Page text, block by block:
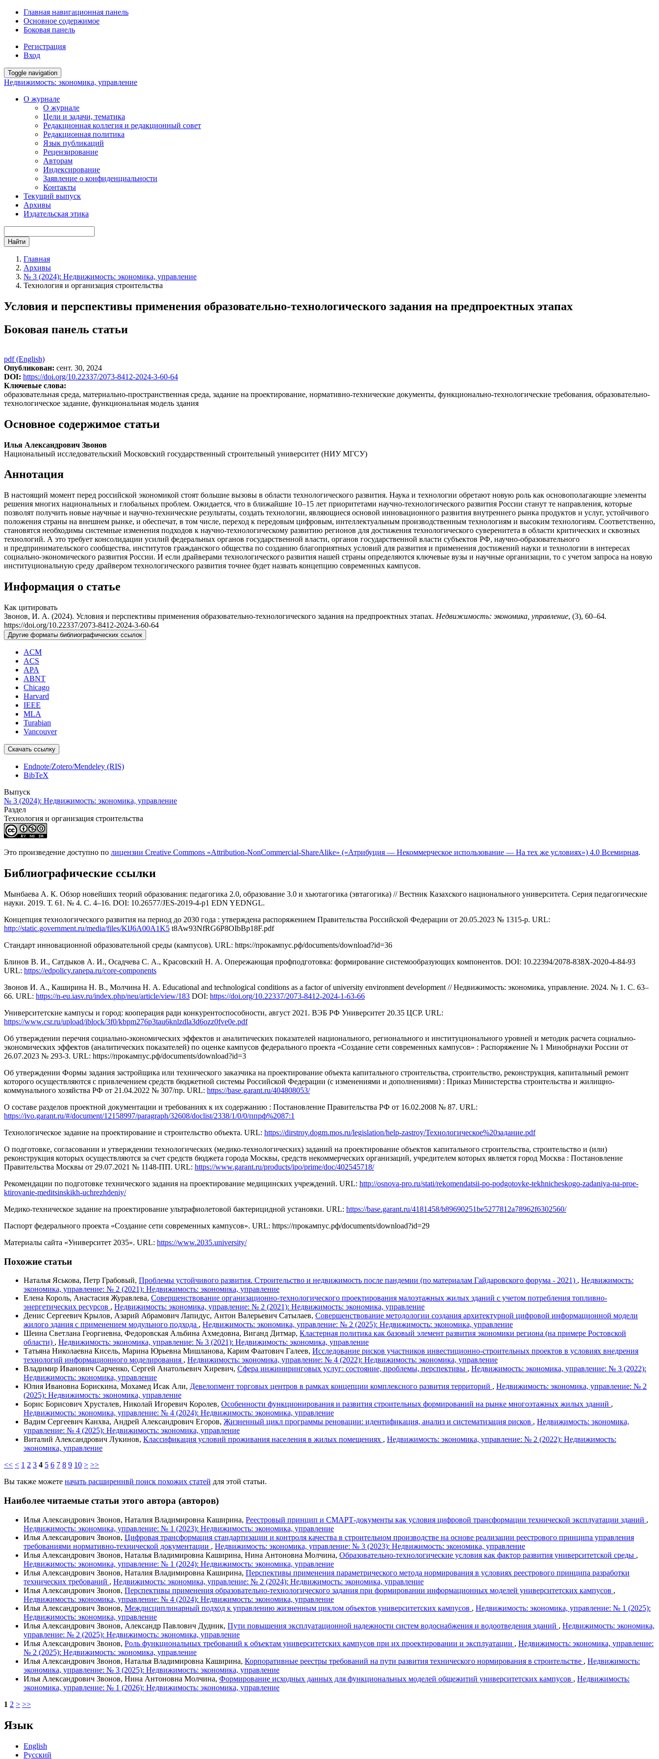
Главная навигационная панель
Основное содержимое
Боковая панель
Регистрация
Вход
Toggle navigation
Недвижимость: экономика, управление
О журнале
О журнале
Цели и задачи, тематика
Редакционная коллегия и редакционный совет
Редакционная политика
Язык публикаций
Рецензирование
Авторам
Индексирование
Заявление о конфиденциальности
Контакты
Текущий выпуск
Архивы
Издательская этика
Найти
Главная
Архивы
№ 3 (2024): Недвижимость: экономика, управление
Технология и организация строительства
Условия и перспективы применения образовательно-технологического задания на предпроектных этапах
Боковая панель статьи
pdf (English)
Опубликован: сент. 30, 2024
DOI: https://doi.org/10.22337/2073-8412-2024-3-60-64
Ключевые слова:
образовательная среда, материально-пространственная среда, задание на проектирование, нормативно-технические документы, функционально-технологические требования, образовательно-
технологическое задание, функциональная модель здания
Основное содержимое статьи
Илья Александрович Звонов
Национальный исследовательский Московский государственный строи­тель­ный университет (НИУ МГСУ)
Аннотация
В настоящий момент перед российской экономикой стоят большие вызовы в области технологического развития. Наука и технологии обретают новую роль как основополагающие элементы
решения многих национальных и глобальных проблем. Ожидается, что в ближайшие 10–15 лет приоритетами научно-технологического развития России станут те направления, которые
позволят получить новые научные и научно-технические результаты, создать технологии, являющиеся основой инновационного развития внутреннего рынка продуктов и услуг, устойчивого
положения страны на внешнем рынке, и обеспечат, в том числе, переход к передовым цифровым, интеллектуальным производственным технологиям и высоким технологиям. Соответственно,
становятся необходимы системные изменения подходов к научно-технологическому развитию регионов для достижения технологического суверенитета в области критических и сквозных
технологий. А это требует консолидации усилий федеральных органов государственной власти, органов государственной власти субъектов РФ, научно-образовательного
и предпринимательского сообщества, институтов гражданского общества по созданию благоприятных условий для развития и применения достижений науки и технологии в интересах
социально-экономического развития России. И если драйверами технологического развития нашей страны определяются ключевые вузы и научные организации, то с учетом запроса на новую
институциональную среду драйвером технологического развития точнее будет назвать концепцию современных кампусов.
Информация о статье
Как цитировать
Звонов, И. А. (2024). Условия и перспективы применения образовательно-технологического задания на предпроектных этапах. Недвижимость: экономика, управление, (3), 60–64.
https://doi.org/10.22337/2073-8412-2024-3-60-64
Другие форматы библиографических ссылок
ACM
ACS
APA
ABNT
Chicago
Harvard
IEEE
MLA
Turabian
Vancouver
Скачать ссылку
Endnote/Zotero/Mendeley (RIS)
BibTeX
Выпуск
№ 3 (2024): Недвижимость: экономика, управление
Раздел
Технология и организация строительства
Это произведение доступно по лицензии Creative Commons «Attribution-NonCommercial-ShareAlike» («Атрибуция — Некоммерческое использование — На тех же условиях») 4.0 Всемирная.
Библиографические ссылки
Мынбаева А. К. Обзор новейших теорий образования: педагогика 2.0, образование 3.0 и хьютагогика (эвтагогика) // Вестник Казахского национального университета. Серия педагогические
науки. 2019. Т. 61. № 4. С. 4–16. DOI: 10.26577/JES-2019-4-p1 EDN YEDNGL.
Концепция технологического развития на период до 2030 года : утверждена распоряжением Правительства Российской Федерации от 20.05.2023 № 1315-р. URL:
http://static.government.ru/media/files/KlJ6A00A1K5 t8Aw93NfRG6P8OIbBp18F.pdf
Стандарт инновационной образовательной среды (кампусов). URL: https://прокампус.рф/documents/download?id=36
Блинов В. И., Сатдыков А. И., Осадчева С. А., Красовский Н. А. Опережающая профподготовка: формирование системообразующих компонентов. DOI: 10.22394/2078-838X-2020-4-84-93
URL: https://edpolicy.ranepa.ru/core-components
Звонов И. А., Каширина Н. В., Молчина Н. А. Educational and technological conditions as a factor of university environment development // Недвижимость: экономика, управление. 2024. № 1. С. 63–
66. URL: https://n-eu.iasv.ru/index.php/neu/article/view/183 DOI: https://doi.org/10.22337/2073-8412-2024-1-63-66
Университетские кампусы и город: кооперация ради конкурентоспособности, август 2021. ВЭБ РФ Университет 20.35 ЦСР. URL:
https://www.csr.ru/upload/iblock/3f0/kbpm276p3tau6knlzdla3d6ozz0fve0e.pdf
Об утверждении перечня социально-экономических эффектов и аналитических показателей национального, регионального и институционального уровней и методик расчета социально-
экономических эффектов (аналитических показателей) по оценке кампусов федерального проекта «Создание сети современных кампусов» : Распоряжение № 1 Минобрнауки России от
26.07.2023 № 293-З. URL: https://прокампус.рф/documents/download?id=3
Об утверждении Формы задания застройщика или технического заказчика на проектирование объекта капитального строительства, строительство, реконструкция, капитальный ремонт
которого осуществляются с привлечением средств бюджетной системы Российской Федерации (с изменениями и дополнениями) : Приказ Министерства строительства и жилищно-
коммунального хозяйства РФ от 21.04.2022 № 307/пр. URL: https://base.garant.ru/404808053/
О составе разделов проектной документации и требованиях к их содержанию : Постановление Правительства РФ от 16.02.2008 № 87. URL:
https://ivo.garant.ru/#/document/12158997/paragraph/32608/doclist/2338/1/0/0/ппрф%2087:1
Технологическое задание на проектирование и строительство объекта. URL: https://dirstroy.dogm.mos.ru/legislation/help-zastroy/Технологическое%20задание.pdf
О подготовке, согласовании и утверждении технологических (медико-технологических) заданий на проектирование объектов капитального строительства, строительство и (или)
реконструкция которых осуществляются за счет средств бюджета города Москвы, средств некоммерческих организаций, учредителем которых является город Москва : Постановление
Правительства Москвы от 29.07.2021 № 1148-ПП. URL: https://www.garant.ru/products/ipo/prime/doc/402545718/
Рекомендации по подготовке технического задания на проектирование медицинских учреждений. URL: http://osnova-pro.ru/stati/rekomendatsii-po-podgotovke-tekhnicheskogo-zadaniya-na-pro­e­
ktirovanie-meditsinskikh-uchrezhdeniy/
Медико-техническое задание на проектирование ультрафиолетовой бактерицидной установки. URL: https://base.garant.ru/4181458/b89690251be5277812a78962f6302560/
Паспорт федерального проекта «Создание сети сов­ременных кампусов». URL: https://прокампус.рф/documents/download?id=29
Материалы сайта «Университет 2035». URL: https://www.2035.university/
Похожие статьи
Наталья Яськова, Петр Грабовый, Проблемы устойчивого развития. Строительство и недвижимость после пандемии (по материалам Гайдаровского форума - 2021) , Недвижимость:
экономика, управление: № 2 (2021): Недвижимость: экономика, управление
Елена Король, Анастасия Журавлева, Cовершенствование организационно-технологического проектирования малоэтажных жилых зданий с учетом потребления топливно-
энергетических ресурсов , Недвижимость: экономика, управление: № 2 (2021): Недвижимость: экономика, управление
Денис Сергеевич Крылов, Азарий Абрамович Лапидус, Антон Валерьевич Сатылаев, Совершенствование методологии создания архитектурной цифровой информационной модели
жилого здания с применением модульного подхода , Недвижимость: экономика, управление: № 2 (2025): Недвижимость: экономика, управление
Шеина Светлана Георгиевна, Федоровская Альбина Ахмедовна, Виганд Дитмар, Кластерная политика как базовый элемент развития экономики региона (на примере Ростовской
области) , Недвижимость: экономика, управление: № 3 (2021): Недвижимость: экономика, управление
Татьяна Николаевна Кисель, Марина Юрьевна Мишланова, Карим Фаатович Галеев, Исследование рисков участников инвестиционно-строительных проектов в условиях внедрения
технологий информационного моделирования , Недвижимость: экономика, управление: № 4 (2022): Недвижимость: экономика, управление
Владимир Иванович Сарченко, Сергей Анатольевич Хиревич, Сфера инжиниринговых услуг: состояние, проблемы, перспективы , Недвижимость: экономика, управление: № 3 (2022):
Недвижимость: экономика, управление
Юлия Ивановна Борискина, Мохамед Исак Али, Девелопмент торговых центров в рамках концепции комплексного развития территорий , Недвижимость: экономика, управление: № 2
(2025): Недвижимость: экономика, управление
Борис Борисович Хрусталев, Николай Игоревич Королев, Особенности функционирования и развития строительных формирований на рынке многоэтажных жилых зданий ,
Недвижимость: экономика, управление: № 4 (2024): Недвижимость: экономика, управление
Вадим Сергеевич Канхва, Андрей Александрович Егоров, Жизненный цикл программы реновации: идентификация, анализ и систематизация рисков , Недвижимость: экономика,
управление: № 4 (2025): Недвижимость: экономика, управление
Виталий Александрович Лукинов, Классификация условий проживания населения в жилых помещениях , Недвижимость: экономика, управление: № 2 (2022): Недвижимость:
экономика, управление
<< < 1 2 3 4 5 6 7 8 9 10 > >>
Вы также можете начать расширеннвй поиск похожих статей для этой статьи.
Наиболее читаемые статьи этого автора (авторов)
Илья Александрович Звонов, Наталия Владимировна Каширина, Реестровый принцип и СМАРТ-документы как условия цифровой трансформации технической эксплуатации зданий ,
Недвижимость: экономика, управление: № 1 (2023): Недвижимость: экономика, управление
Илья Александрович Звонов, Цифровая трансформация стандартизации и контроля качества в строительном производстве на основе реализации реестрового принципа управления
требованиями нормативно-технической документации , Недвижимость: экономика, управление: № 3 (2023): Недвижимость: экономика, управление
Илья Александрович Звонов, Наталья Владимировна Каширина, Нина Антоновна Молчина, Образовательно-технологические условия как фактор развития университетской среды ,
Недвижимость: экономика, управление: № 1 (2024): Недвижимость: экономика, управление
Илья Александрович Звонов, Наталия Владимировна Каширина, Перспективы применения параметрического метода нормирования в условиях реестрового принципа разработки
технических требований , Недвижимость: экономика, управление: № 2 (2024): Недвижимость: экономика, управление
Илья Александрович Звонов, Перспективы применения образовательно-технологического задания при формировании информационных моделей университетских кампусов ,
Недвижимость: экономика, управление: № 4 (2024): Недвижимость: экономика, управление
Илья Александрович Звонов, Междисциплинарный подход к управлению жизненным циклом объектов университетских кампусов , Недвижимость: экономика, управление: № 1 (2025):
Недвижимость: экономика, управление
Илья Александрович Звонов, Александр Павлович Дудник, Пути повышения эксплуатационной надежности систем водоснабжения и водоотведения зданий , Недвижимость: экономика,
управление: № 2 (2025): Недвижимость: экономика, управление
Илья Александрович Звонов, Роль функциональных требований к объектам университетских кампусов при их проектировании и эксплуатации , Недвижимость: экономика, управление:
№ 2 (2025): Недвижимость: экономика, управление
Илья Александрович Звонов, Наталья Владимировна Каширина, Корпоративные реестры требований на пути развития технического нормирования в строительстве , Недвижимость:
экономика, управление: № 3 (2025): Недвижимость: экономика, управление
Илья Александрович Звонов, Нина Антоновна Молчина, Формирование исходных данных для функциональных моделей общежитий университетских кампусов , Недвижимость:
экономика, управление: № 1 (2026): Недвижимость: экономика, управление
1 2 > >>
Язык
English
Русский